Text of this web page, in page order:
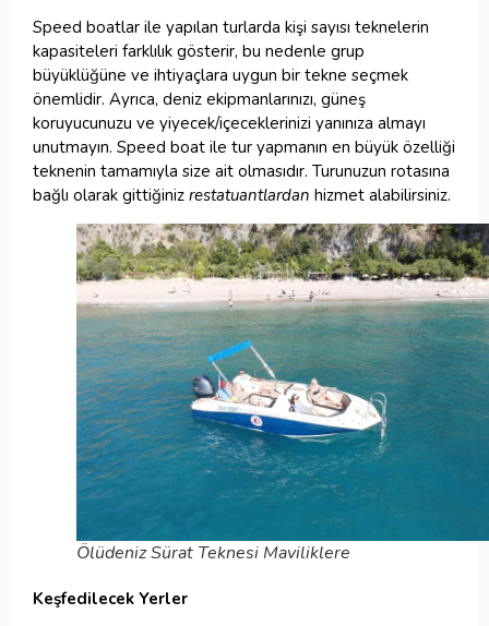
Speed boatlar ile yapılan turlarda kişi sayısı teknelerin
kapasiteleri farklılık gösterir, bu nedenle grup
büyüklüğüne ve ihtiyaçlara uygun bir tekne seçmek
önemlidir. Ayrıca, deniz ekipmanlarınızı, güneş
koruyucunuzu ve yiyecek/içeceklerinizi yanınıza almayı
unutmayın. Speed boat ile tur yapmanın en büyük özelliği
teknenin tamamıyla size ait olmasıdır. Turunuzun rotasına
bağlı olarak gittiğiniz restatuantlardan hizmet alabilirsiniz.
Ölüdeniz Sürat Teknesi Maviliklere
Keşfedilecek Yerler